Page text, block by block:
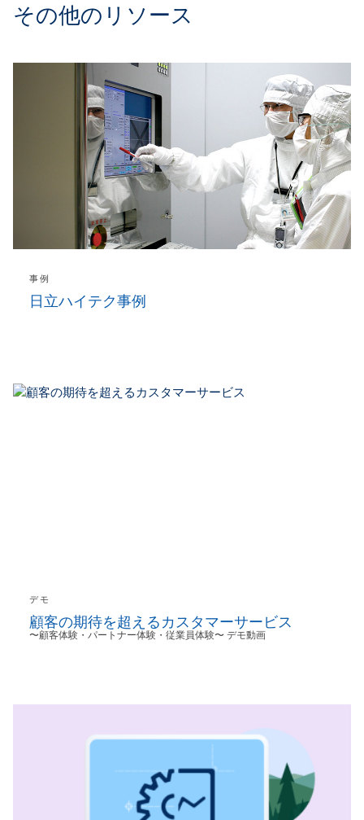
その他のリソース
事例
日立ハイテク事例
デモ
顧客の期待を超えるカスタマーサービス
〜顧客体験・パートナー体験・従業員体験〜 デモ動画